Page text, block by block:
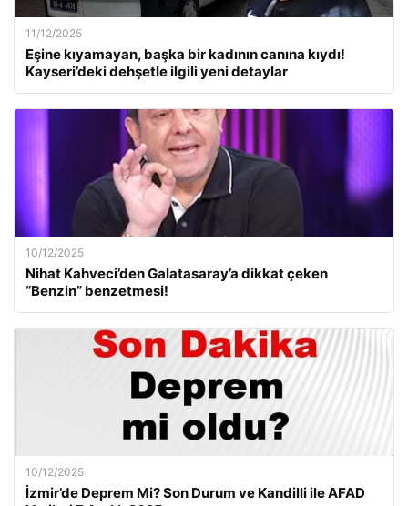
11/12/2025
Eşine kıyamayan, başka bir kadının canına kıydı!
Kayseri’deki dehşetle ilgili yeni detaylar
10/12/2025
Nihat Kahveci’den Galatasaray’a dikkat çeken
“Benzin” benzetmesi!
10/12/2025
İzmir’de Deprem Mi? Son Durum ve Kandilli ile AFAD